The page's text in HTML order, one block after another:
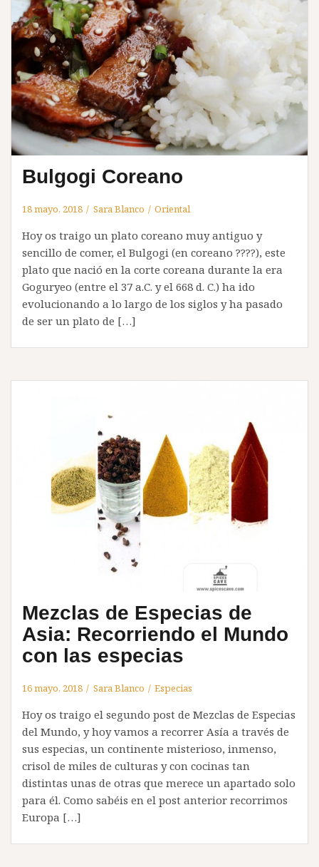
Bulgogi Coreano
18 mayo, 2018 Sara Blanco Oriental
Hoy os traigo un plato coreano muy antiguo y
sencillo de comer, el Bulgogi (en coreano ????), este
plato que nació en la corte coreana durante la era
Goguryeo (entre el 37 a.C. y el 668 d. C.) ha ido
evolucionando a lo largo de los siglos y ha pasado
de ser un plato de […]
Mezclas de Especias de
Asia: Recorriendo el Mundo
con las especias
16 mayo, 2018 Sara Blanco Especias
Hoy os traigo el segundo post de Mezclas de Especias
del Mundo, y hoy vamos a recorrer Asía a través de
sus especias, un continente misterioso, inmenso,
crisol de miles de culturas y con cocinas tan
distintas unas de otras que merece un apartado solo
para él. Como sabéis en el post anterior recorrimos
Europa […]